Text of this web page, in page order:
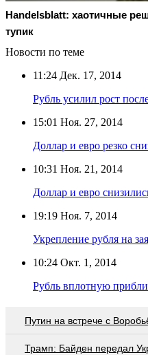
Handelsblatt: хаотичные
тупик
Новости по теме
11:24 Дек. 17, 2014
Рубль усилил рост
15:01 Ноя. 27, 2014
Доллар и евро резко
10:31 Ноя. 21, 2014
Доллар и евро
19:19 Ноя. 7, 2014
Укрепление рубля на
10:24 Окт. 1, 2014
Рубль вплотную
Путин на встрече с
Трамп: Байден передал